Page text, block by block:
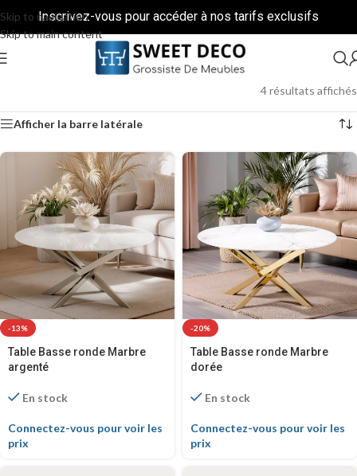
Skip to navigation
Skip to main content
Inscrivez-vous pour accéder à nos tarifs exclusifs
4 résultats affichés
Afficher la barre latérale
-13%
Table Basse ronde Marbre
argenté
En stock
Connectez-vous pour voir les
prix
-20%
Table Basse ronde Marbre
dorée
En stock
Connectez-vous pour voir les
prix